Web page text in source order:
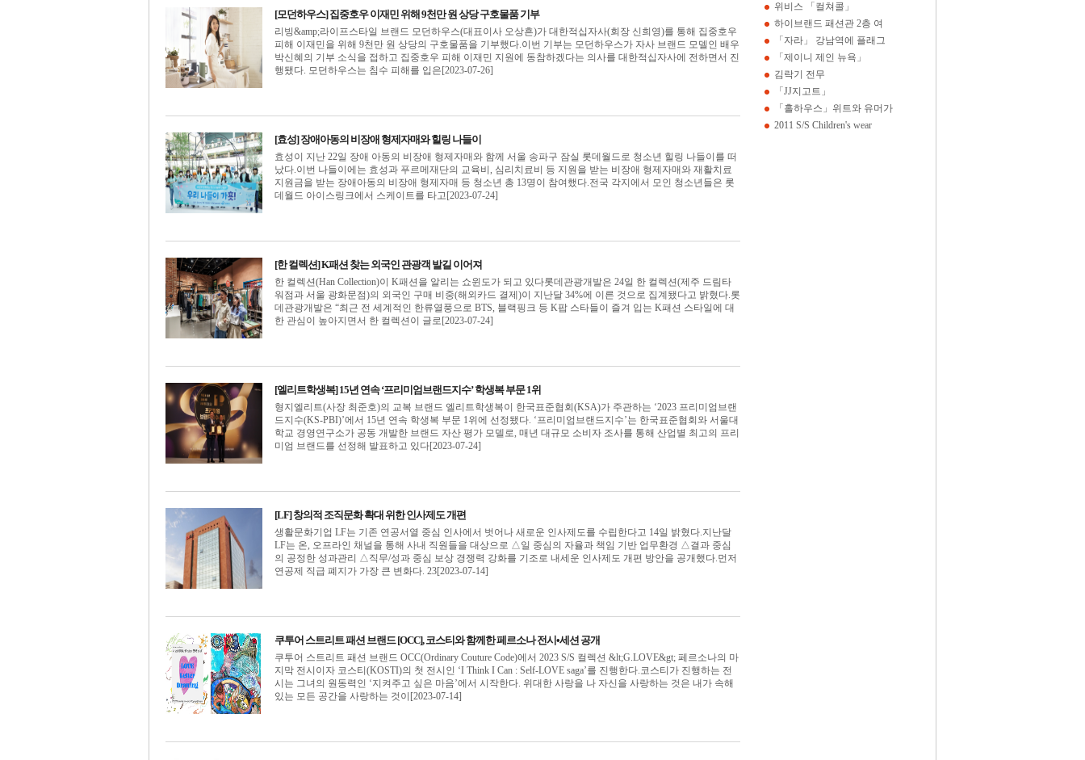
[모던하우스] 집중호우 이재민 위해 9천만 원 상당 구호물품 기부
리빙&amp;라이프스타일 브랜드 모던하우스(대표이사 오상흔)가 대한적십자사(회장 신희영)를 통해 집중호우
피해 이재민을 위해 9천만 원 상당의 구호물품을 기부했다.이번 기부는 모던하우스가 자사 브랜드 모델인 배우
박신혜의 기부 소식을 접하고 집중호우 피해 이재민 지원에 동참하겠다는 의사를 대한적십자사에 전하면서 진
행됐다. 모던하우스는 침수 피해를 입은[2023-07-26]
[효성] 장애아동의 비장애 형제자매와 힐링 나들이
효성이 지난 22일 장애 아동의 비장애 형제자매와 함께 서울 송파구 잠실 롯데월드로 청소년 힐링 나들이를 떠
났다.이번 나들이에는 효성과 푸르메재단의 교육비, 심리치료비 등 지원을 받는 비장애 형제자매와 재활치료
지원금을 받는 장애아동의 비장애 형제자매 등 청소년 총 13명이 참여했다.전국 각지에서 모인 청소년들은 롯
데월드 아이스링크에서 스케이트를 타고[2023-07-24]
[한 컬렉션] K패션 찾는 외국인 관광객 발길 이어져
한 컬렉션(Han Collection)이 K패션을 알리는 쇼윈도가 되고 있다롯데관광개발은 24일 한 컬렉션(제주 드림타
워점과 서울 광화문점)의 외국인 구매 비중(해외카드 결제)이 지난달 34%에 이른 것으로 집계됐다고 밝혔다.롯
데관광개발은 “최근 전 세계적인 한류열풍으로 BTS, 블랙핑크 등 K팝 스타들이 즐겨 입는 K패션 스타일에 대
한 관심이 높아지면서 한 컬렉션이 글로[2023-07-24]
[엘리트학생복] 15년 연속 ‘프리미엄브랜드지수’ 학생복 부문 1위
형지엘리트(사장 최준호)의 교복 브랜드 엘리트학생복이 한국표준협회(KSA)가 주관하는 ‘2023 프리미엄브랜
드지수(KS-PBI)’에서 15년 연속 학생복 부문 1위에 선정됐다. ‘프리미엄브랜드지수’는 한국표준협회와 서울대
학교 경영연구소가 공동 개발한 브랜드 자산 평가 모델로, 매년 대규모 소비자 조사를 통해 산업별 최고의 프리
미엄 브랜드를 선정해 발표하고 있다[2023-07-24]
[LF] 창의적 조직문화 확대 위한 인사제도 개편
생활문화기업 LF는 기존 연공서열 중심 인사에서 벗어나 새로운 인사제도를 수립한다고 14일 밝혔다.지난달
LF는 온, 오프라인 채널을 통해 사내 직원들을 대상으로 △일 중심의 자율과 책임 기반 업무환경 △결과 중심
의 공정한 성과관리 △직무/성과 중심 보상 경쟁력 강화를 기조로 내세운 인사제도 개편 방안을 공개했다.먼저
연공제 직급 폐지가 가장 큰 변화다. 23[2023-07-14]
쿠투어 스트리트 패션 브랜드 [OCC], 코스티와 함께한 페르소나 전시•세션 공개
쿠투어 스트리트 패션 브랜드 OCC(Ordinary Couture Code)에서 2023 S/S 컬렉션 &lt;G.LOVE&gt; 페르소나의 마
지막 전시이자 코스티(KOSTI)의 첫 전시인 ‘I Think I Can : Self-LOVE saga’를 진행한다.코스티가 진행하는 전
시는 그녀의 원동력인 ‘지켜주고 싶은 마음’에서 시작한다. 위대한 사랑을 나 자신을 사랑하는 것은 내가 속해
있는 모든 공간을 사랑하는 것이[2023-07-14]
위비스 「컬쳐콜」
하이브랜드 패션관 2층 여
「자라」 강남역에 플래그
「제이니 제인 뉴욕」
김락기 전무
「JJ지고트」
「홀하우스」위트와 유머가
2011 S/S Children's wear